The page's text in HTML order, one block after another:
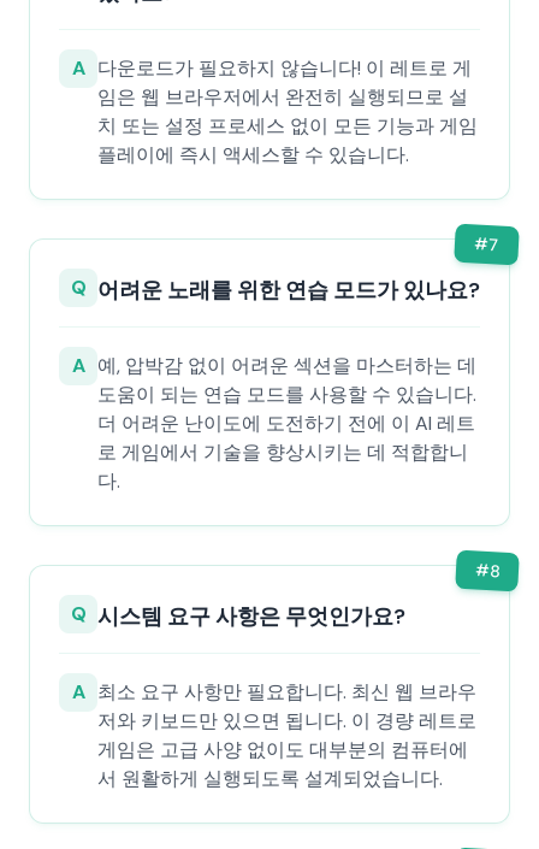
A 다운로드가 필요하지 않습니다! 이 레트로 게
임은 웹 브라우저에서 완전히 실행되므로 설
치 또는 설정 프로세스 없이 모든 기능과 게임
플레이에 즉시 액세스할 수 있습니다.
#7
Q 어려운 노래를 위한 연습 모드가 있나요?
A 예, 압박감 없이 어려운 섹션을 마스터하는 데
도움이 되는 연습 모드를 사용할 수 있습니다.
더 어려운 난이도에 도전하기 전에 이 AI 레트
로 게임에서 기술을 향상시키는 데 적합합니
다.
#8
Q 시스템 요구 사항은 무엇인가요?
A 최소 요구 사항만 필요합니다. 최신 웹 브라우
저와 키보드만 있으면 됩니다. 이 경량 레트로
게임은 고급 사양 없이도 대부분의 컴퓨터에
서 원활하게 실행되도록 설계되었습니다.